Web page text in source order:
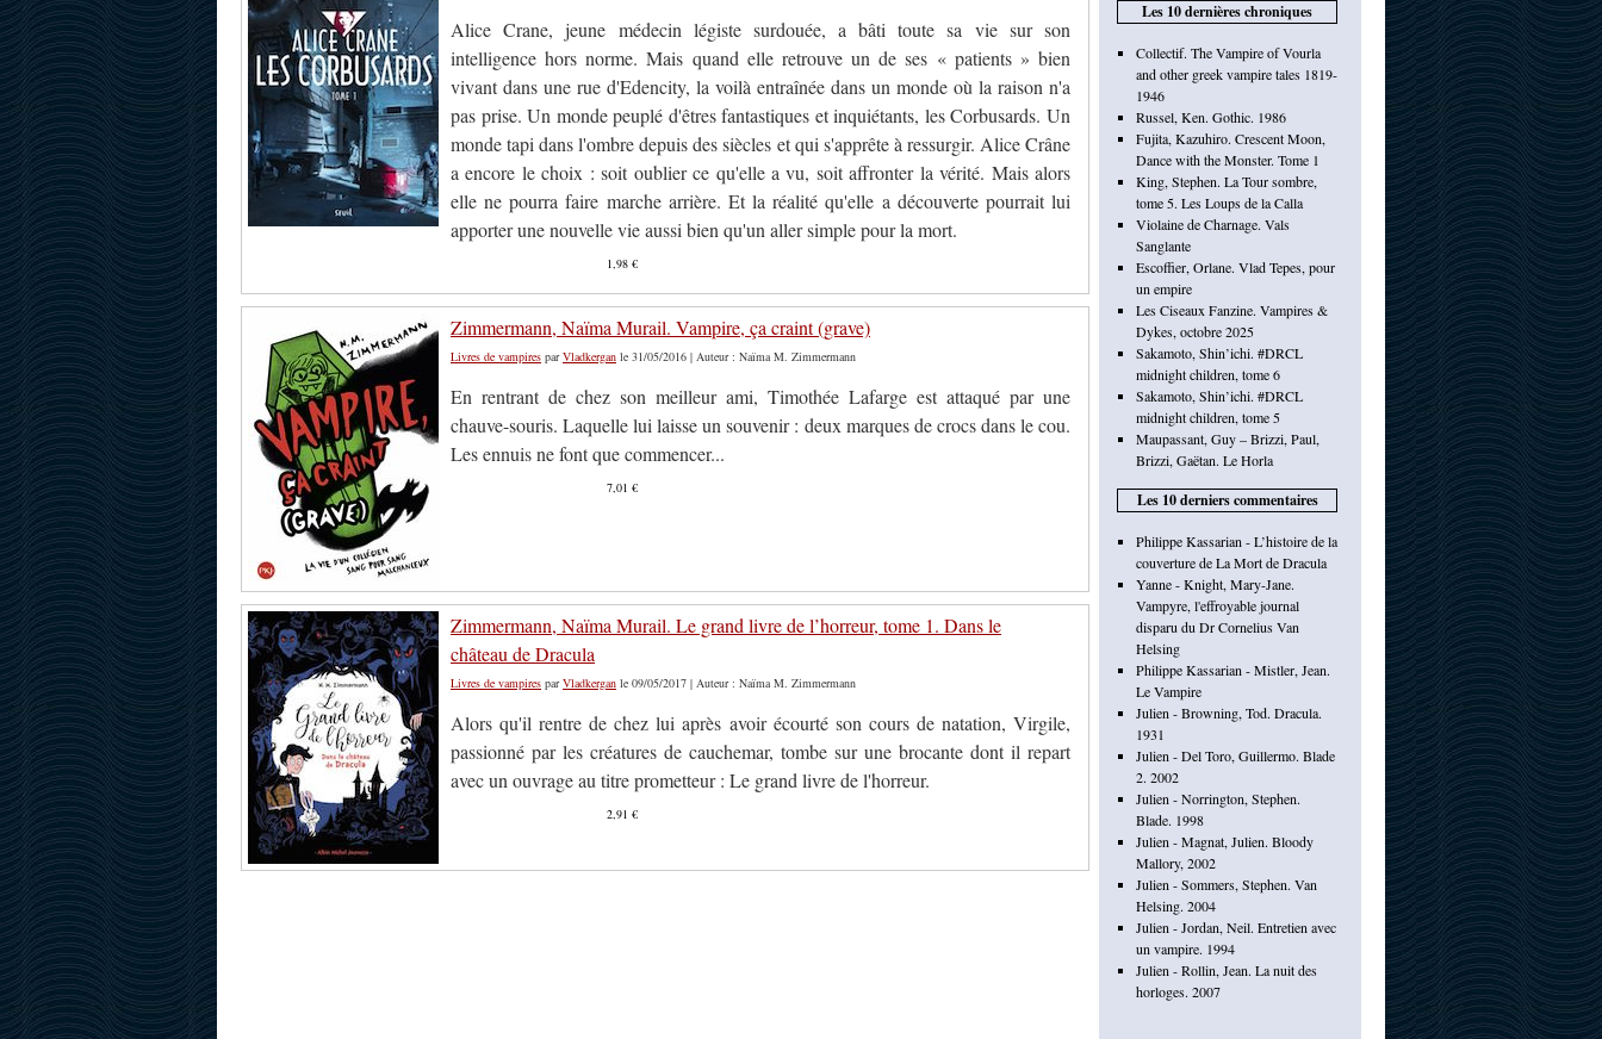
Alice Crane, jeune médecin légiste surdouée, a bâti toute sa vie sur son
intelligence hors norme. Mais quand elle retrouve un de ses « patients » bien
vivant dans une rue d'Edencity, la voilà entraînée dans un monde où la raison n'a
pas prise. Un monde peuplé d'êtres fantastiques et inquiétants, les Corbusards. Un
monde tapi dans l'ombre depuis des siècles et qui s'apprête à ressurgir. Alice Crâne
a encore le choix : soit oublier ce qu'elle a vu, soit affronter la vérité. Mais alors
elle ne pourra faire marche arrière. Et la réalité qu'elle a découverte pourrait lui
apporter une nouvelle vie aussi bien qu'un aller simple pour la mort.
1,98 €
Zimmermann, Naïma Murail. Vampire, ça craint (grave)
Livres de vampires parVladkergan le 31/05/2016 | Auteur : Naïma M. Zimmermann
En rentrant de chez son meilleur ami, Timothée Lafarge est attaqué par une
chauve-souris. Laquelle lui laisse un souvenir : deux marques de crocs dans le cou.
Les ennuis ne font que commencer...
7,01 €
Zimmermann, Naïma Murail. Le grand livre de l’horreur, tome 1. Dans le
château de Dracula
Livres de vampires parVladkergan le 09/05/2017 | Auteur : Naïma M. Zimmermann
Alors qu'il rentre de chez lui après avoir écourté son cours de natation, Virgile,
passionné par les créatures de cauchemar, tombe sur une brocante dont il repart
avec un ouvrage au titre prometteur : Le grand livre de l'horreur.
2,91 €
Les 10 dernières chroniques
Collectif. The Vampire of Vourla
and other greek vampire tales 1819-
1946
Russel, Ken. Gothic. 1986
Fujita, Kazuhiro. Crescent Moon,
Dance with the Monster. Tome 1
King, Stephen. La Tour sombre,
tome 5. Les Loups de la Calla
Violaine de Charnage. Vals
Sanglante
Escoffier, Orlane. Vlad Tepes, pour
un empire
Les Ciseaux Fanzine. Vampires &
Dykes, octobre 2025
Sakamoto, Shin’ichi. #DRCL
midnight children, tome 6
Sakamoto, Shin’ichi. #DRCL
midnight children, tome 5
Maupassant, Guy – Brizzi, Paul,
Brizzi, Gaëtan. Le Horla
Les 10 derniers commentaires
Philippe Kassarian - L’histoire de la
couverture de La Mort de Dracula
Yanne - Knight, Mary-Jane.
Vampyre, l'effroyable journal
disparu du Dr Cornelius Van
Helsing
Philippe Kassarian - Mistler, Jean.
Le Vampire
Julien - Browning, Tod. Dracula.
1931
Julien - Del Toro, Guillermo. Blade
2. 2002
Julien - Norrington, Stephen.
Blade. 1998
Julien - Magnat, Julien. Bloody
Mallory, 2002
Julien - Sommers, Stephen. Van
Helsing. 2004
Julien - Jordan, Neil. Entretien avec
un vampire. 1994
Julien - Rollin, Jean. La nuit des
horloges. 2007